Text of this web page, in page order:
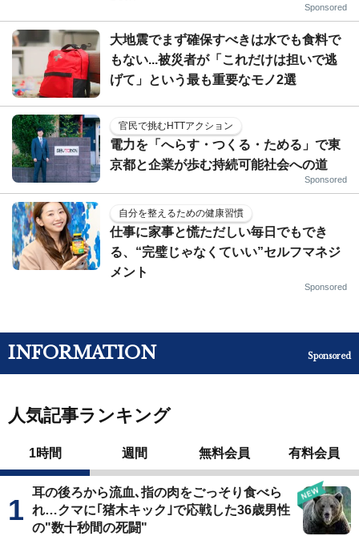
Sponsored
大地震でまず確保すべきは水でも食料で
もない...被災者が「これだけは担いで逃
げて」という最も重要なモノ2選
官民で挑むHTTアクション
電力を「へらす・つくる・ためる」で東
京都と企業が歩む持続可能社会への道
Sponsored
自分を整えるための健康習慣
仕事に家事と慌ただしい毎日でもでき
る、“完璧じゃなくていい”セルフマネジ
メント
Sponsored
INFORMATION Sponsored
人気記事ランキング
1時間 週間 無料会員 有料会員
耳の後ろから流血､指の肉をごっそり食べら
れ…クマに｢猪木キック｣で応戦した36歳男性
の"数十秒間の死闘"